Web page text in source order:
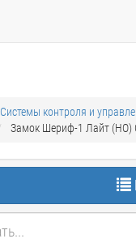
Системы контроля и
Замок Шериф-1 Лайт (НО)